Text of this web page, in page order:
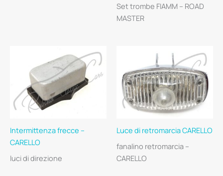
Set trombe FIAMM – ROAD
MASTER
Intermittenza frecce –
CARELLO
luci di direzione
Luce di retromarcia CARELLO
fanalino retromarcia –
CARELLO